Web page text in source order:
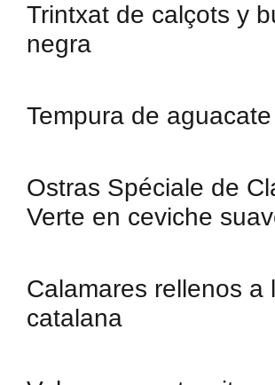
Trintxat de calçots y
negra
Tempura de aguacate
Ostras Spéciale de
Verte en ceviche
Calamares rellenos a
catalana